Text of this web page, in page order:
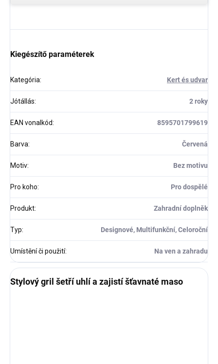
Kiegészítő paraméterek
Kategória: Kert és udvar
Jótállás: 2 roky
EAN vonalkód: 8595701799619
Barva: Červená
Motiv: Bez motivu
Pro koho: Pro dospělé
Produkt: Zahradní doplněk
Typ: Designové, Multifunkční, Celoroční
Umístění či použití: Na ven a zahradu
Stylový gril šetří uhlí a zajistí šťavnaté maso